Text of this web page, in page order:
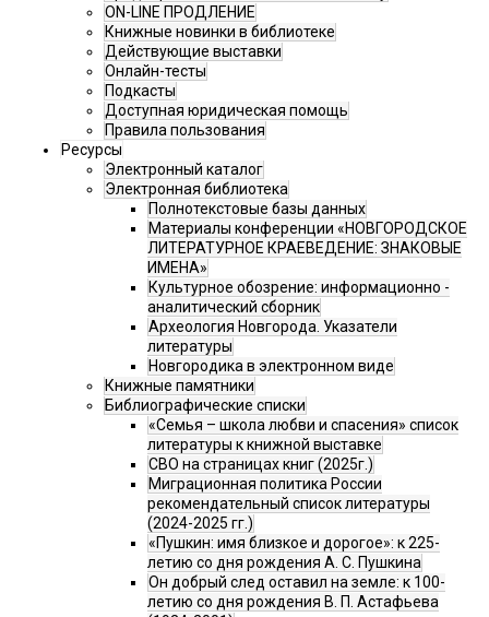
ON-LINE ПРОДЛЕНИЕ
Книжные новинки в библиотеке
Действующие выставки
Онлайн-тесты
Подкасты
Доступная юридическая помощь
Правила пользования
Ресурсы
Электронный каталог
Электронная библиотека
Полнотекстовые базы данных
Материалы конференции «НОВГОРОДСКОЕ
ЛИТЕРАТУРНОЕ КРАЕВЕДЕНИЕ: ЗНАКОВЫЕ
ИМЕНА»
Культурное обозрение: информационно -
аналитический сборник
Археология Новгорода. Указатели
литературы
Новгородика в электронном виде
Книжные памятники
Библиографические списки
«Семья – школа любви и спасения» список
литературы к книжной выставке
СВО на страницах книг (2025г.)
Миграционная политика России
рекомендательный список литературы
(2024-2025 гг.)
«Пушкин: имя близкое и дорогое»: к 225-
летию со дня рождения А. С. Пушкина
Он добрый след оставил на земле: к 100-
летию со дня рождения В. П. Астафьева